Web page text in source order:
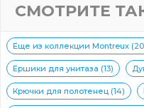
СМОТРИТЕ
Еще из коллекции Montreux
Ершики для унитаза (13)
Крючки для полотенец (14)